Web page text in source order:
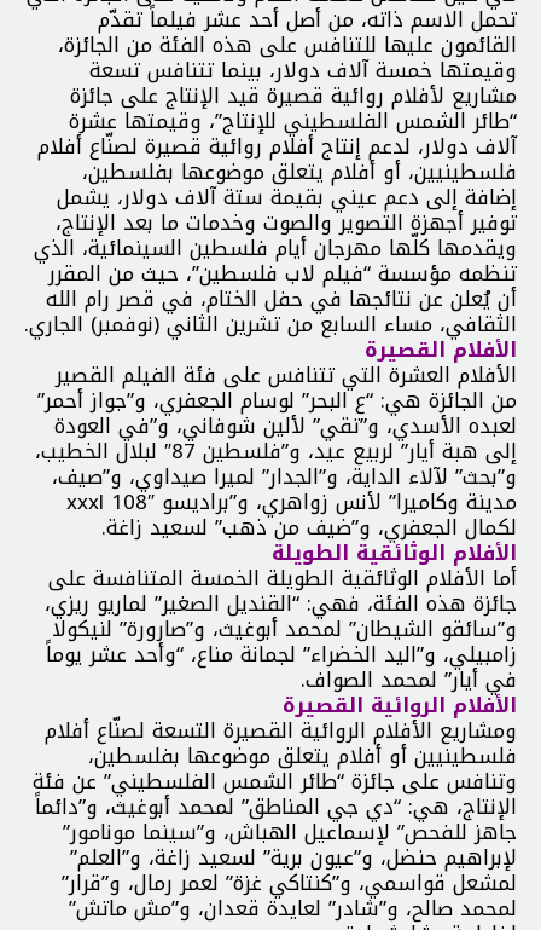
تحمل الاسم ذاته، من أصل أحد عشر فيلماً تقدّم
القائمون عليها للتنافس على هذه الفئة من الجائزة،
وقيمتها خمسة آلاف دولار، بينما تتنافس تسعة
مشاريع لأفلام روائية قصيرة قيد الإنتاج على جائزة
“طائر الشمس الفلسطيني للإنتاج”، وقيمتها عشرة
آلاف دولار، لدعم إنتاج أفلام روائية قصيرة لصنّاع أفلام
فلسطينيين، أو أفلام يتعلق موضوعها بفلسطين،
إضافة إلى دعم عيني بقيمة ستة آلاف دولار، يشمل
توفير أجهزة التصوير والصوت وخدمات ما بعد الإنتاج،
ويقدمها كلّها مهرجان أيام فلسطين السينمائية، الذي
تنظمه مؤسسة “فيلم لاب فلسطين”، حيث من المقرر
أن يُعلن عن نتائجها في حفل الختام، في قصر رام الله
الثقافي، مساء السابع من تشرين الثاني (نوفمبر) الجاري.
الأفلام القصيرة
الأفلام العشرة التي تتنافس على فئة الفيلم القصير
من الجائزة هي: “ع البحر” لوسام الجعفري، و”جواز أحمر”
لعبده الأسدي، و”تقي” لألين شوفاني، و”في العودة
إلى هبة أيار” لربيع عيد، و”فلسطين 87″ لبلال الخطيب،
و”بحث” لآلاء الداية، و”الجدار” لميرا صيداوي، و”صيف،
مدينة وكاميرا” لأنس زواهري، و”براديسو xxxl 108″
لكمال الجعفري، و”ضيف من ذهب” لسعيد زاغة.
الأفلام الوثائقية الطويلة
أما الأفلام الوثائقية الطويلة الخمسة المتنافسة على
جائزة هذه الفئة، فهي: “القنديل الصغير” لماريو ريزي،
و”سائقو الشيطان” لمحمد أبوغيث، و”صارورة” لنيكولا
زامبيلي، و”اليد الخضراء” لجمانة مناع، “وأحد عشر يوماً
في أيار” لمحمد الصواف.
الأفلام الروائية القصيرة
ومشاريع الأفلام الروائية القصيرة التسعة لصنّاع أفلام
فلسطينيين أو أفلام يتعلق موضوعها بفلسطين،
وتنافس على جائزة “طائر الشمس الفلسطيني” عن فئة
الإنتاج، هي: “دي جي المناطق” لمحمد أبوغيث، و”دائماً
جاهز للفحص” لإسماعيل الهباش، و”سينما مونامور”
لإبراهيم حنضل، و”عيون برية” لسعيد زاغة، و”العلم”
لمشعل قواسمي، و”كنتاكي غزة” لعمر رمال، و”قرار”
لمحمد صالح، و”شادر” لعايدة قعدان، و”مش ماتش”